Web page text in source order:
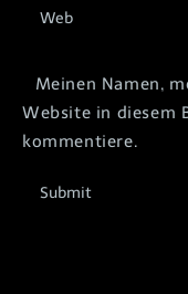
Meinen Namen,
Website in diesem
kommentiere.
Submit